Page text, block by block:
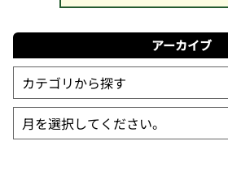
アーカイブ